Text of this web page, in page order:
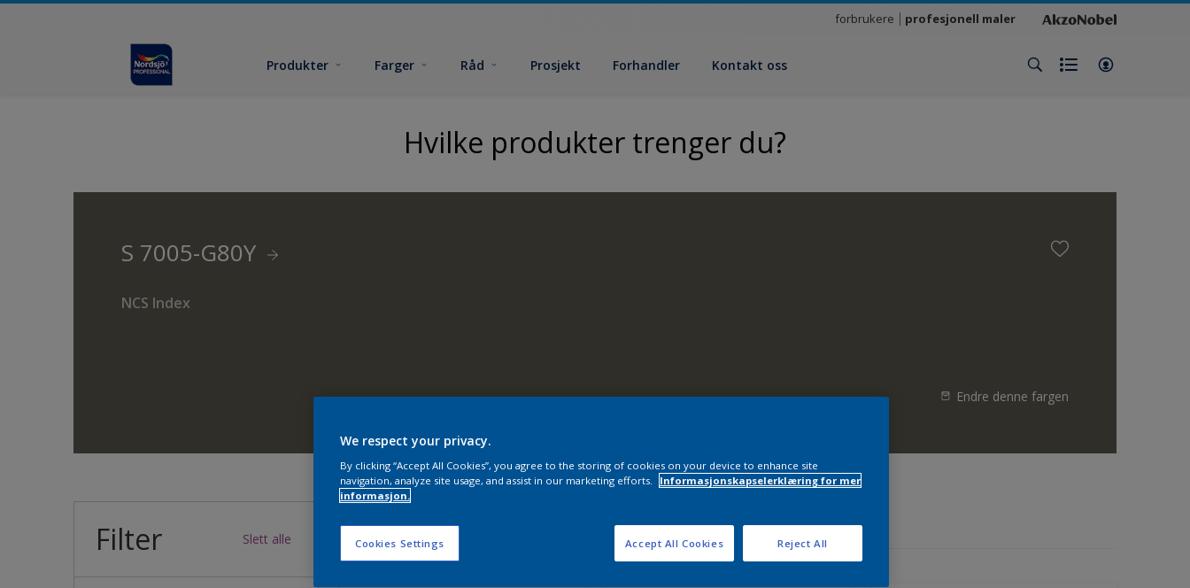
forbrukere profesjonell maler
Produkter Farger Råd Prosjekt Forhandler Kontakt oss
Hvilke produkter trenger du?
S 7005-G80Y
NCS Index
Endre denne fargen
Filter Slett alle 34produkter funnet
We respect your privacy.
By clicking “Accept All Cookies”, you agree to the storing of cookies on your device to enhance site
navigation, analyze site usage, and assist in our marketing efforts.
Informasjonskapselerklæring for mer
informasjon.
Cookies Settings Reject All
Accept All Cookies